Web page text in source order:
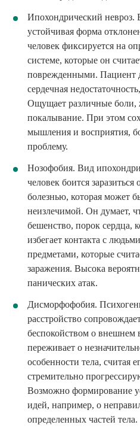
Ипохондрический невроз.
устойчивая форма
человек фиксируется на
системе, которые он
поврежденными. Пациент
сердечная
Ощущает различные боли,
покалывание. При этом
мышления и восприятия,
проблему.
Нозофобия. Вид
человек боится заразиться
болезнью, которая может
неизлечимой. Он думает,
бешенство, порок сердца,
избегает контакта с
предметами, которые
заражения. Высока
панических атак.
Дисморфофобия.
расстройство
беспокойством о внешнем
переживает о
особенности тела, считая
стремительно
Возможно формирование
идей, например, о
определенных частей тела.